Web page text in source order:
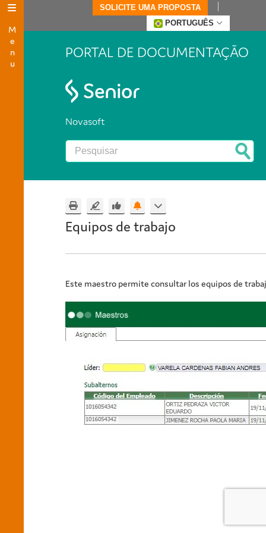
Menu
SOLICITE UMA PROPOSTA
PORTUGUÊS
PORTAL DE DOCUMENTAÇÃO
Novasoft
Equipos de trabajo
Este maestro permite consultar los equipos de